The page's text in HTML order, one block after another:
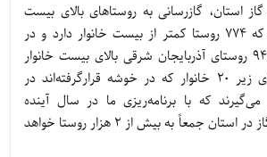
استان، گازرسانی به روستاهای بالای بیست
خانوار است، به‌طوری که 774 روستا کمتر از بیست خانوار دارد و در
مجموع یک هزار و 945 روستای آذربایجان شرقی بالای بیست خانوار
دارد و برخی روستاهای زیر 20 خانوار که‌ در خوشه قرارگرفته‌اند در
می‌گیرند که با برنامه‌ریزی ما در سال آینده
روستاهای بهره‌مند از گاز در استان جمعاً به بیش از 2 هزار روستا خواهد